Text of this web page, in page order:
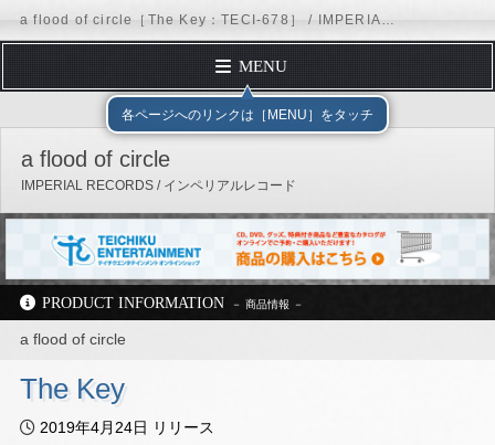
a flood of circle［The Key：TECI-678］ / IMPERIAL RECORDS
MENU
TOP PAGE
DISCOGRAPHY
FORM MAIL
REQUEST
Official Site Facebook X（Twitter）
TikTok
テイチクエンタテインメント
ディスコグラフィー
各ページへのリンクは［MENU］をタッチ
テイチクエンタテインメント IMPERIAL RECORDS
a flood of circle
IMPERIAL RECORDS / インペリアルレコード
PRODUCT INFORMATION
a flood of circle
The Key
2019年4月24日 リリース